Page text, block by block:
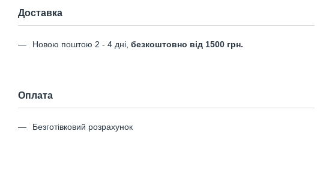
Доставка
Новою поштою 2 - 4 дні, безкоштовно від 1500 грн.
Оплата
Безготівковий розрахунок